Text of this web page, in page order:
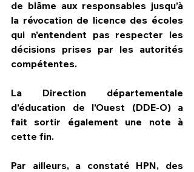
de blâme aux responsables jusqu’à
la révocation de licence des écoles
qui n’entendent pas respecter les
décisions prises par les autorités
compétentes.
La Direction départementale
d’éducation de l’Ouest (DDE-O) a
fait sortir également une note à
cette fin.
Par ailleurs, a constaté HPN, des